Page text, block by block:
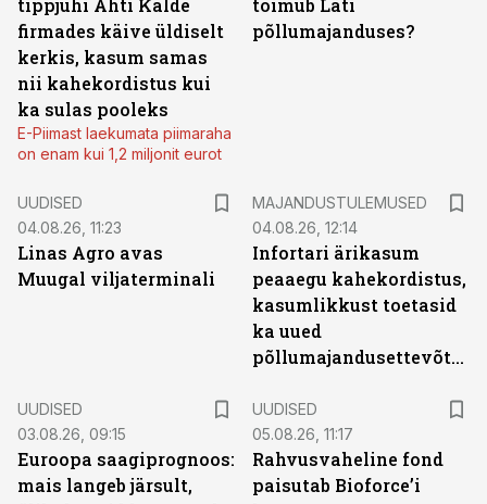
tippjuhi Ahti Kalde
firmades käive üldiselt
kerkis, kasum samas
nii kahekordistus kui
ka sulas pooleks
E-Piimast laekumata piimaraha
on enam kui 1,2 miljonit eurot
toimub Läti
põllumajanduses?
UUDISED
04.08.26, 11:23
Linas Agro avas
Muugal viljaterminali
MAJANDUSTULEMUSED
04.08.26, 12:14
Infortari ärikasum
peaaegu kahekordistus,
kasumlikkust toetasid
ka uued
põllumajandusettevõtted
UUDISED
03.08.26, 09:15
Euroopa saagiprognoos:
mais langeb järsult,
UUDISED
05.08.26, 11:17
Rahvusvaheline fond
paisutab Bioforce’i